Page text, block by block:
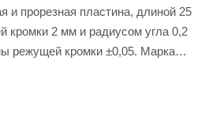
и прорезная пластина, длиной 25
кромки 2 мм и радиусом угла 0,2
режущей кромки ±0,05. Марка